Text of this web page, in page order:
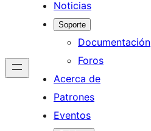
Noticias
Soporte
Documentación
Foros
Acerca de
Patrones
Eventos